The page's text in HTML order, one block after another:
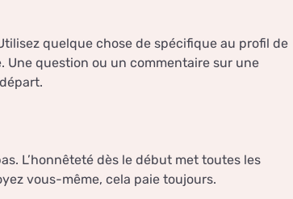
quelque chose de spécifique au profil de
Une question ou un commentaire sur une
L’honnêteté dès le début met toutes les
vous-même, cela paie toujours.